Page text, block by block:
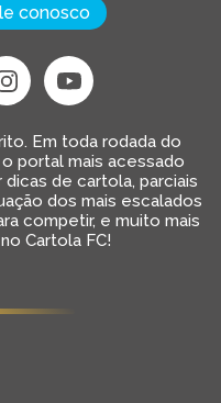
conosco
Em toda rodada do
portal mais acessado
de cartola, parciais
dos mais escalados
competir, e muito mais
Cartola FC!